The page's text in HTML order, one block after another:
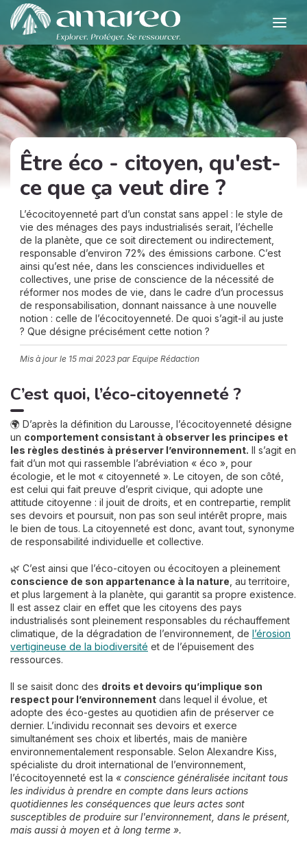
Être éco - citoyen, qu'est-
ce que ça veut dire ?
L’écocitoyenneté part d’un constat sans appel : le style de
vie des ménages des pays industrialisés serait, l’échelle
de la planète, que ce soit directement ou indirectement,
responsable d’environ 72% des émissions carbone. C’est
ainsi qu’est née, dans les consciences individuelles et
collectives, une prise de conscience de la nécessité de
réformer nos modes de vie, dans le cadre d’un processus
de responsabilisation, donnant naissance à une nouvelle
notion : celle de l’écocitoyenneté. De quoi s’agit-il au juste
? Que désigne précisément cette notion ?
Mis à jour le 15 mai 2023 par Equipe Rédaction
C’est quoi, l’éco-citoyenneté ?
🌍 D’après la définition du Larousse, l’écocitoyenneté désigne
un comportement consistant à observer les principes et
les règles destinés à préserver l’environnement. Il s’agit en
fait d’un mot qui rassemble l’abréviation « éco », pour
écologie, et le mot « citoyenneté ». Le citoyen, de son côté,
est celui qui fait preuve d’esprit civique, qui adopte une
attitude citoyenne : il jouit de droits, et en contrepartie, remplit
ses devoirs et poursuit, non pas son seul intérêt propre, mais
le bien de tous. La citoyenneté est donc, avant tout, synonyme
de responsabilité individuelle et collective.
🌿 C’est ainsi que l’éco-citoyen ou écocitoyen a pleinement
conscience de son appartenance à la nature , au territoire,
et plus largement à la planète, qui garantit sa propre existence.
Il est assez clair en effet que les citoyens des pays
industrialisés sont pleinement responsables du réchauffement
climatique, de la dégradation de l’environnement, de l’érosion
vertigineuse de la biodiversité et de l’épuisement des
ressources.
Il se saisit donc des droits et devoirs qu’implique son
respect pour l’environnement dans lequel il évolue, et
adopte des éco-gestes au quotidien afin de préserver ce
dernier. L’individu reconnait ses devoirs et exerce
simultanément ses choix et libertés, mais de manière
environnementalement responsable. Selon Alexandre Kiss,
spécialiste du droit international de l’environnement,
l’écocitoyenneté est la « conscience généralisée incitant tous
les individus à prendre en compte dans leurs actions
quotidiennes les conséquences que leurs actes sont
susceptibles de produire sur l'environnement, dans le présent,
mais aussi à moyen et à long terme ».